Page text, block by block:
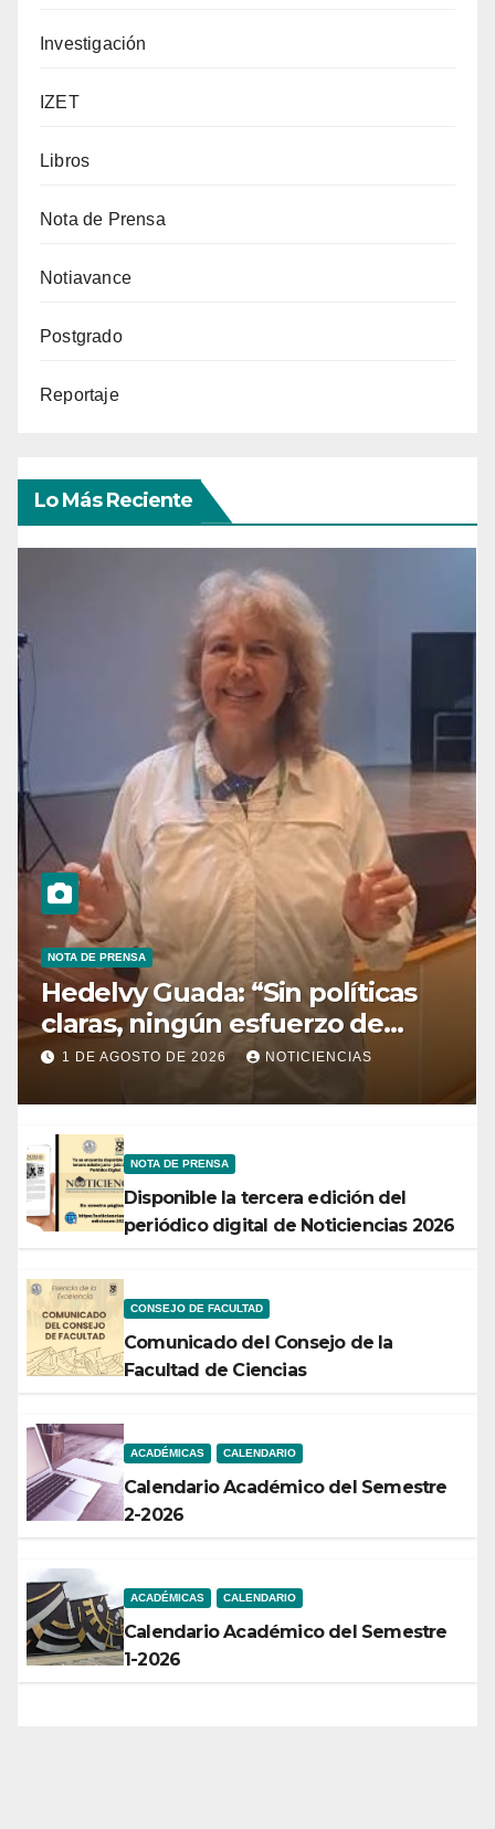
Investigación
IZET
Libros
Nota de Prensa
Notiavance
Postgrado
Reportaje
Lo Más Reciente
NOTA DE PRENSA
Hedelvy Guada: “Sin políticas
claras, ningún esfuerzo de
conservación rendirá frutos”
1 DE AGOSTO DE 2026 NOTICIENCIAS
NOTA DE PRENSA
Disponible la tercera edición del
periódico digital de Noticiencias 2026
CONSEJO DE FACULTAD
Comunicado del Consejo de la
Facultad de Ciencias
ACADÉMICAS CALENDARIO
Calendario Académico del Semestre
2-2026
ACADÉMICAS CALENDARIO
Calendario Académico del Semestre
1-2026